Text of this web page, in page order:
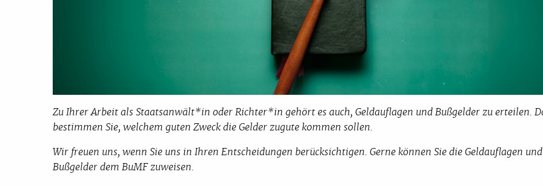
Zu Ihrer Arbeit als Staatsanwält*in oder Richter*in gehört es auch, Geldauflagen und Bußgelder zu erteilen.
bestimmen Sie, welchem guten Zweck die Gelder zugute kommen sollen.
Wir freuen uns, wenn Sie uns in Ihren Entscheidungen berücksichtigen. Gerne können Sie die Geldauflagen und
Bußgelder dem BuMF zuweisen.